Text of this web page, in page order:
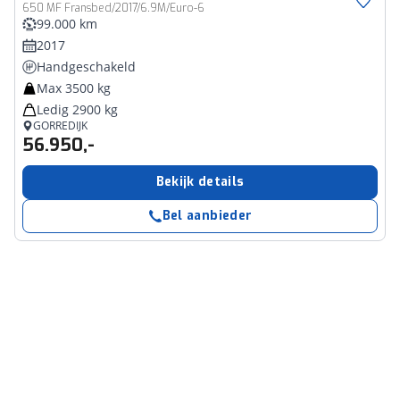
650 MF Fransbed/2017/6.9M/Euro-6
99.000 km
2017
Handgeschakeld
Max 3500 kg
Ledig 2900 kg
GORREDIJK
56.950,-
Bekijk details
Bel aanbieder